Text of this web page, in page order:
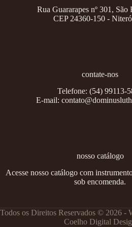
Rua Guararapes nº 301, São
CEP 24360-150 -
contate-nos
Telefone: (54) 99113-
E-mail:
nosso catálogo
Acesse nosso catálogo com
sob encomenda.
Todos os Direitos Reservados © 2026 -
Coelho Digital